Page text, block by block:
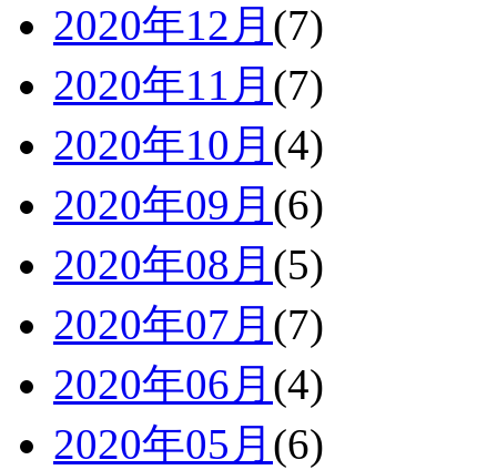
2020年12月 (7)
2020年11月 (7)
2020年10月 (4)
2020年09月 (6)
2020年08月 (5)
2020年07月 (7)
2020年06月 (4)
2020年05月 (6)